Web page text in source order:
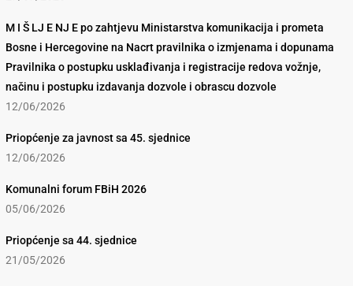
M I Š LJ E NJ E po zahtjevu Ministarstva komunikacija i prometa
Bosne i Hercegovine na Nacrt pravilnika o izmjenama i dopunama
Pravilnika o postupku usklađivanja i registracije redova vožnje,
načinu i postupku izdavanja dozvole i obrascu dozvole
12/06/2026
Priopćenje za javnost sa 45. sjednice
12/06/2026
Komunalni forum FBiH 2026
05/06/2026
Priopćenje sa 44. sjednice
21/05/2026